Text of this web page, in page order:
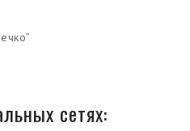
сетях: